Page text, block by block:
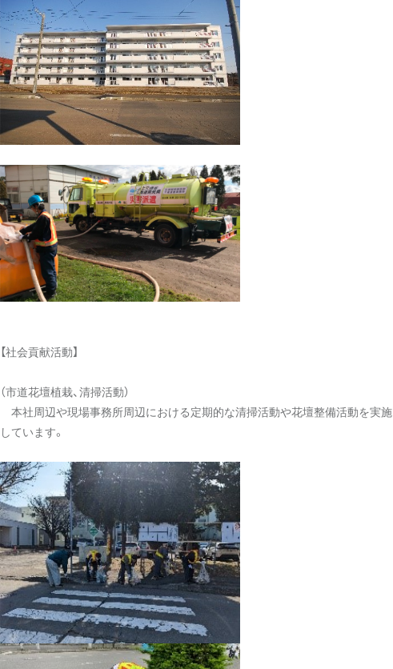
【社会貢献活動】
（市道花壇植栽、清掃活動）
本社周辺や現場事務所周辺における定期的な清掃活動や花壇整備活動を実施
しています。